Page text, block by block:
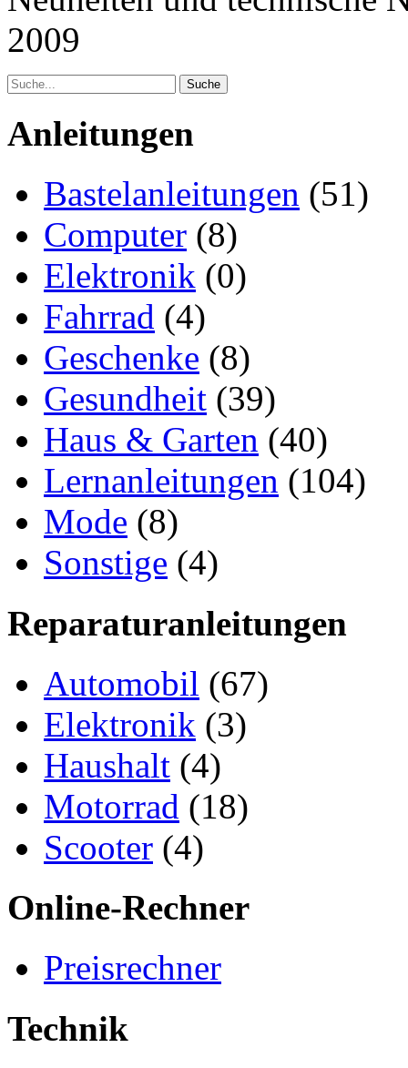
2009
Anleitungen
Bastelanleitungen (51)
Computer (8)
Elektronik (0)
Fahrrad (4)
Geschenke (8)
Gesundheit (39)
Haus & Garten (40)
Lernanleitungen (104)
Mode (8)
Sonstige (4)
Reparaturanleitungen
Automobil (67)
Elektronik (3)
Haushalt (4)
Motorrad (18)
Scooter (4)
Online-Rechner
Preisrechner
Technik